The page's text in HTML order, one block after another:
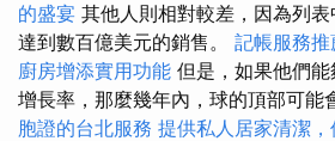
的盛宴 其他人則相對較差，因為列
達到數百億美元的銷售。 記帳服務推
廚房增添實用功能 但是，如果他們
增長率，那麼幾年內，球的頂部可能
胞證的台北服務 提供私人居家清潔